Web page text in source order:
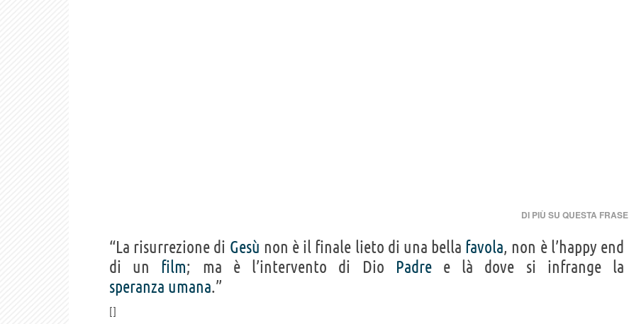
DI PIÙ SU QUESTA FRASE
“La risurrezione di Gesù non è il finale lieto di una bella favola, non è l’happy end
di un film; ma è l’intervento di Dio Padree là dove si infrange la
speranza umana.”